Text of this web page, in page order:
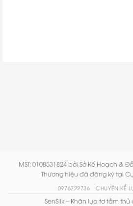
MST: 0108531824 bởi Sở Kế Hoạch &
Thương hiệu đã đăng ký tại
0976722736 CHUYỆN KỂ
SenSilk – Khăn lụa tơ tằm